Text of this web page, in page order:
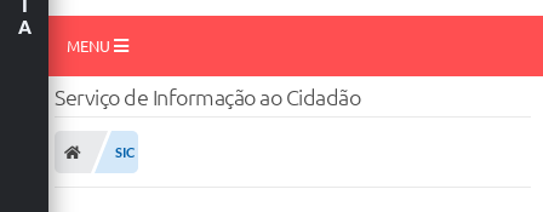
MENU
Início
Resultado de Exame
I
A
Serviço de Informação ao Cidadão
SIC